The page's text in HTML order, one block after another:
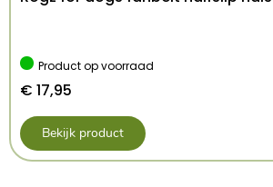
Product op voorraad
€ 17,95
Bekijk product